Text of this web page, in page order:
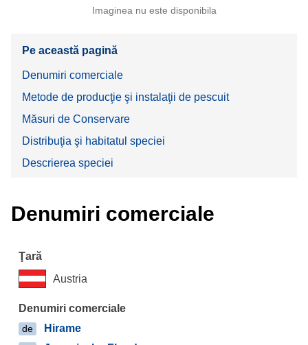
Imaginea nu este disponibila
Pe această pagină
Denumiri comerciale
Metode de producţie şi instalaţii de pescuit
Măsuri de Conservare
Distribuţia şi habitatul speciei
Descrierea speciei
Denumiri comerciale
Austria
de Hirame